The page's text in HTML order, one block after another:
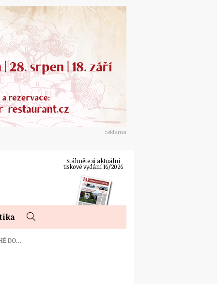
reklama
Stáhněte si aktuální
tiskové vydání 16/2026
DO…